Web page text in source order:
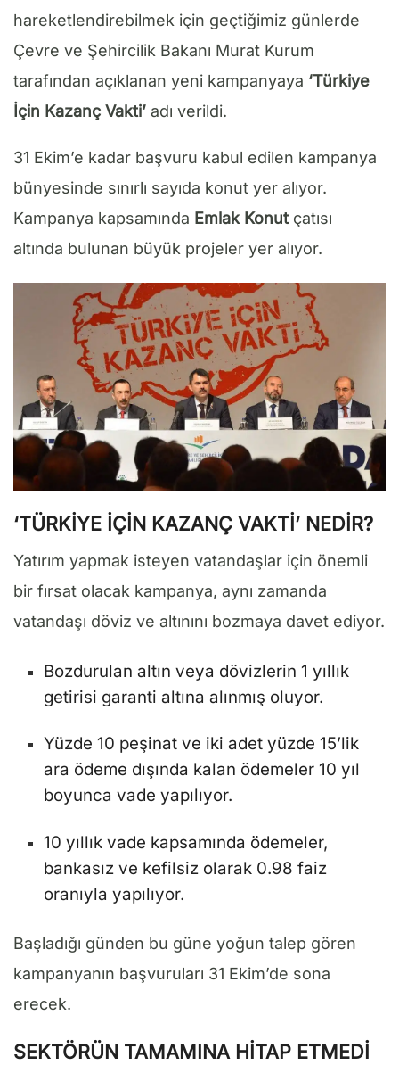
hareketlendirebilmek için geçtiğimiz günlerde
Çevre ve Şehircilik Bakanı Murat Kurum
tarafından açıklanan yeni kampanyaya ‘Türkiye
İçin Kazanç Vakti’ adı verildi.
31 Ekim’e kadar başvuru kabul edilen kampanya
bünyesinde sınırlı sayıda konut yer alıyor.
Kampanya kapsamında Emlak Konut çatısı
altında bulunan büyük projeler yer alıyor.
‘TÜRKİYE İÇİN KAZANÇ VAKTİ’ NEDİR?
Yatırım yapmak isteyen vatandaşlar için önemli
bir fırsat olacak kampanya, aynı zamanda
vatandaşı döviz ve altınını bozmaya davet ediyor.
Bozdurulan altın veya dövizlerin 1 yıllık
getirisi garanti altına alınmış oluyor.
Yüzde 10 peşinat ve iki adet yüzde 15’lik
ara ödeme dışında kalan ödemeler 10 yıl
boyunca vade yapılıyor.
10 yıllık vade kapsamında ödemeler,
bankasız ve kefilsiz olarak 0.98 faiz
oranıyla yapılıyor.
Başladığı günden bu güne yoğun talep gören
kampanyanın başvuruları 31 Ekim’de sona
erecek.
SEKTÖRÜN TAMAMINA HİTAP ETMEDİ